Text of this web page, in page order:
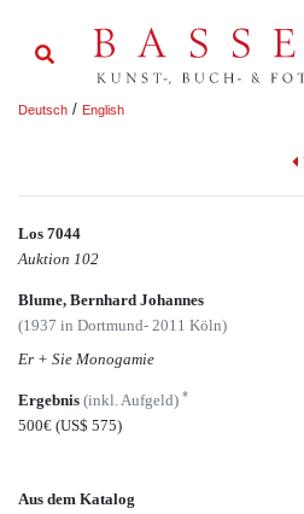
Deutsch / English
Los 7044
Auktion 102
Blume, Bernhard Johannes
(1937 in Dortmund- 2011 Köln)
Er + Sie Monogamie
Ergebnis (inkl. Aufgeld) *
500€ (US$ 575)
Aus dem Katalog